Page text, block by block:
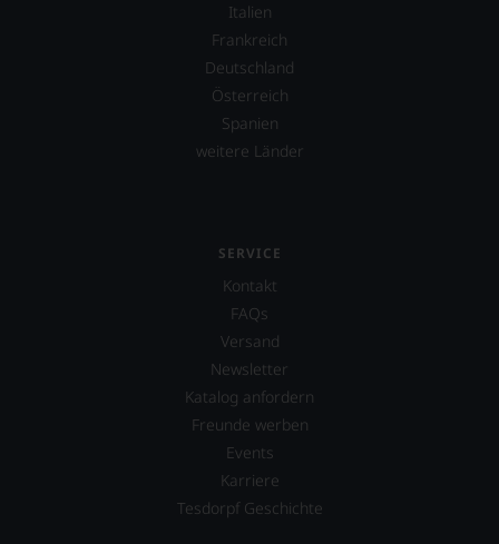
Italien
Frankreich
Deutschland
Österreich
Spanien
weitere Länder
SERVICE
Kontakt
FAQs
Versand
Newsletter
Katalog anfordern
Freunde werben
Events
Karriere
Tesdorpf Geschichte